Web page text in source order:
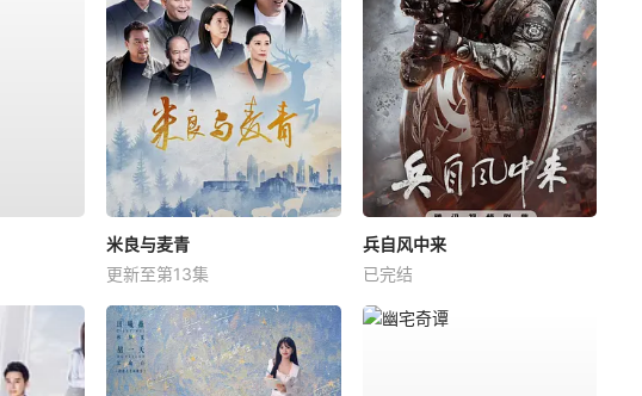
米良与麦青
更新至第13集
兵自风中来
已完结